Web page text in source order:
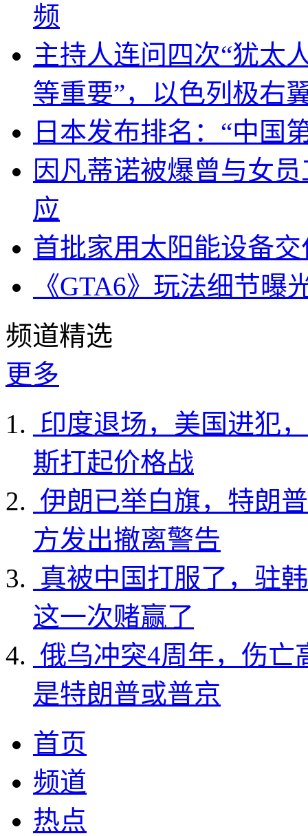
频
主持人连问四次“犹太
等重要”，以色列极右
日本发布排名：“中国
因凡蒂诺被爆曾与女
应
首批家用太阳能设备
《GTA6》玩法细节
频道精选
更多
印度退场，美国进犯
斯打起价格战
伊朗已举白旗，特朗
方发出撤离警告
真被中国打服了，驻
这一次赌赢了
俄乌冲突4周年，伤亡
是特朗普或普京
首页
频道
热点